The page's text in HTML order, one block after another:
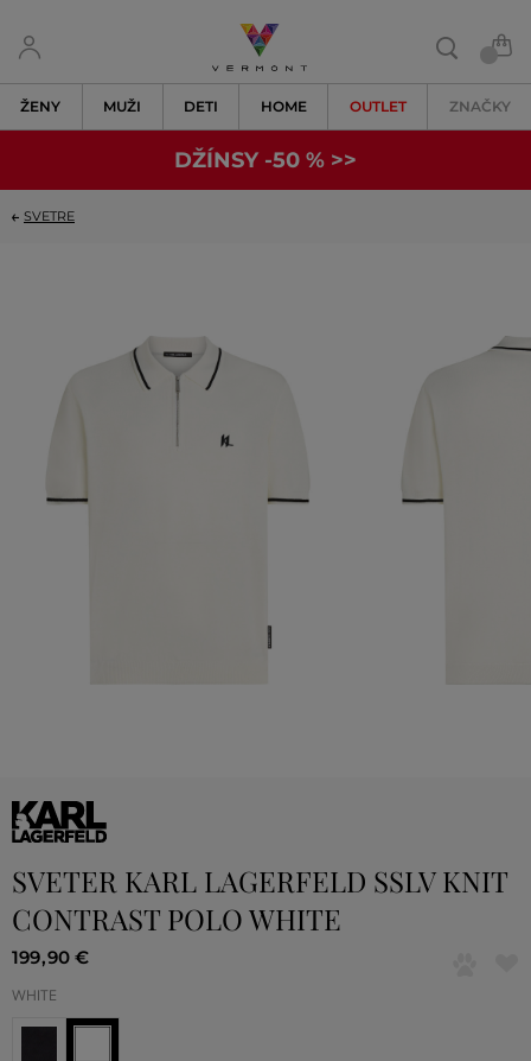
ŽENY MUŽI DETI HOME OUTLET ZNAČKY
DŽÍNSY -50 % >>
SVETRE
SVETER KARL LAGERFELD SSLV KNIT
CONTRAST POLO WHITE
199,90 €
WHITE